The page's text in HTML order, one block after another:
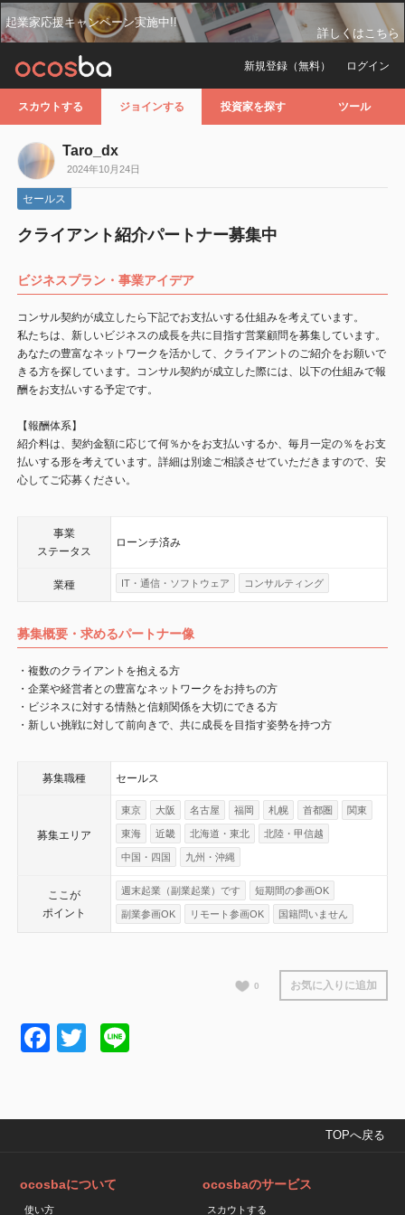
起業家応援キャンペーン実施中!!
詳しくはこちら
ログイン
新規登録（無料）
スカウトする ジョインする 投資家を探す ツール
Taro_dx
2024年10月24日
セールス
クライアント紹介パートナー募集中
ビジネスプラン・事業アイデア
コンサル契約が成立したら下記でお支払いする仕組みを考えています。
私たちは、新しいビジネスの成長を共に目指す営業顧問を募集しています。
あなたの豊富なネットワークを活かして、クライアントのご紹介をお願いで
きる方を探しています。コンサル契約が成立した際には、以下の仕組みで報
酬をお支払いする予定です。
【報酬体系】
紹介料は、契約金額に応じて何％かをお支払いするか、毎月一定の％をお支
払いする形を考えています。詳細は別途ご相談させていただきますので、安
心してご応募ください。
事業
ステータス
ローンチ済み
業種 IT・通信・ソフトウェア コンサルティング
募集概要・求めるパートナー像
・複数のクライアントを抱える方
・企業や経営者との豊富なネットワークをお持ちの方
・ビジネスに対する情熱と信頼関係を大切にできる方
・新しい挑戦に対して前向きで、共に成長を目指す姿勢を持つ方
募集職種 セールス
募集エリア
東京 大阪 名古屋 福岡 札幌 首都圏 関東
東海 近畿 北海道・東北 北陸・甲信越
中国・四国 九州・沖縄
ここが
ポイント
週末起業（副業起業）です 短期間の参画OK
副業参画OK リモート参画OK 国籍問いません
0 お気に入りに追加
Facebook
Twitter
TOPへ戻る
ocosbaについて
使い方
ocosbaのサービス
スカウトする